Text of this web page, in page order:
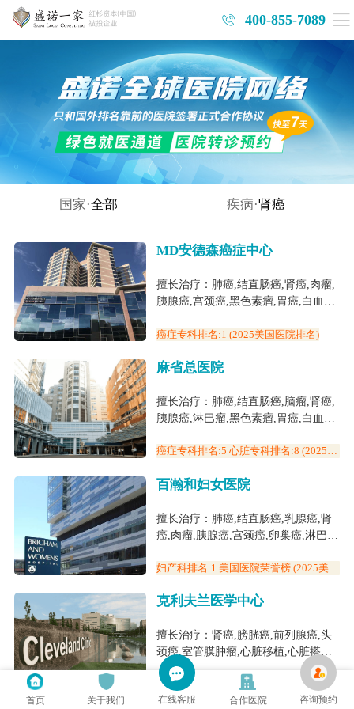
400-855-7089
国家·全部 疾病·肾癌
MD安德森癌症中心
擅长治疗：肺癌,结直肠癌,肾癌,肉瘤,
胰腺癌,宫颈癌,黑色素瘤,胃癌,白血病,
列腺癌,头颈癌,骨肉瘤
癌症专科排名:1 (2025美国医院排名)
麻省总医院
擅长治疗：肺癌,结直肠癌,脑瘤,肾癌,
胰腺癌,淋巴瘤,黑色素瘤,胃癌,白血病,
瘤,白血病(儿童),银屑病,质子与重离
癌症专科排名:5 心脏专科排名:8 (2025美
百瀚和妇女医院
擅长治疗：肺癌,结直肠癌,乳腺癌,肾
癌,肉瘤,胰腺癌,宫颈癌,卵巢癌,淋巴
癌,肝癌,骨髓瘤,甲状腺未分化癌,前列
症,白血病(儿童)
妇产科排名:1 美国医院荣誉榜 (2025美国
克利夫兰医学中心
擅长治疗：肾癌,膀胱癌,前列腺癌,头
颈癌,室管膜肿瘤,心脏移植,心脏搭桥,
心脏病
心脏专科排名:3 胃肠专科排名:3 风湿病
学:2 (2025美国医院排名)
首页 关于我们 在线客服 合作医院 咨询预约